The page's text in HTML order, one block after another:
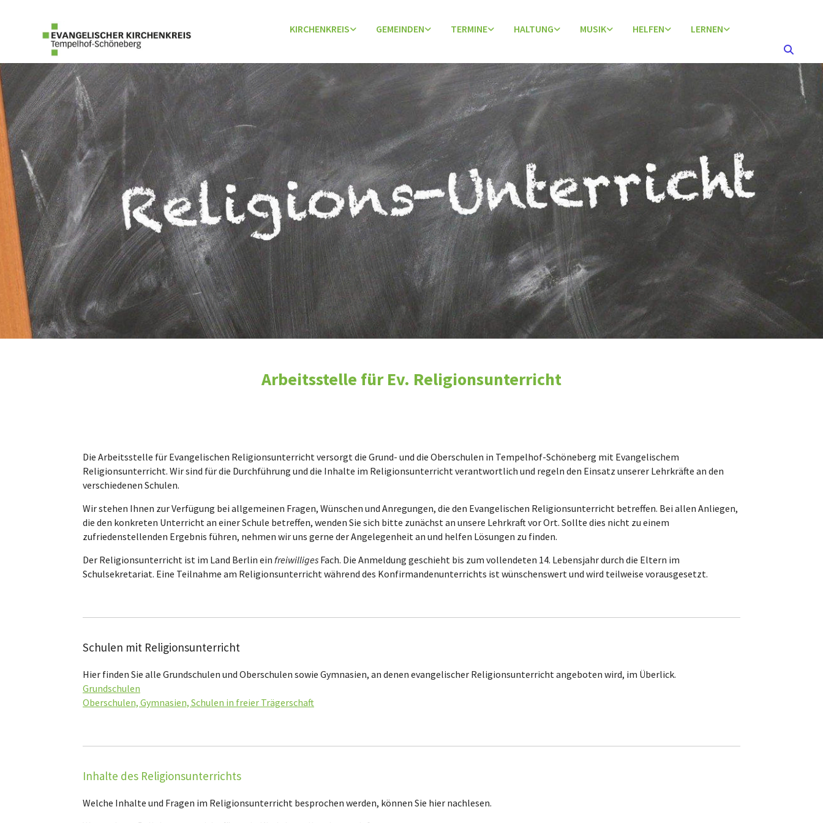
KIRCHENKREIS GEMEINDEN TERMINE HALTUNG MUSIK HELFEN LERNEN
Arbeitsstelle für Ev. Religionsunterricht
Die Arbeitsstelle für Evangelischen Religionsunterricht versorgt die Grund- und die Oberschulen in Tempelhof-Schöneberg mit Evangelischem
Religionsunterricht. Wir sind für die Durchführung und die Inhalte im Religionsunterricht verantwortlich und regeln den Einsatz unserer Lehrkräfte an den
verschiedenen Schulen.
Wir stehen Ihnen zur Verfügung bei allgemeinen Fragen, Wünschen und Anregungen, die den Evangelischen Religionsunterricht betreffen. Bei allen Anliegen,
die den konkreten Unterricht an einer Schule betreffen, wenden Sie sich bitte zunächst an unsere Lehrkraft vor Ort. Sollte dies nicht zu einem
zufriedenstellenden Ergebnis führen, nehmen wir uns gerne der Angelegenheit an und helfen Lösungen zu finden.
Der Religionsunterricht ist im Land Berlin ein freiwilliges Fach. Die Anmeldung geschieht bis zum vollendeten 14. Lebensjahr durch die Eltern im
Schulsekretariat. Eine Teilnahme am Religionsunterricht während des Konfirmandenunterrichts ist wünschenswert und wird teilweise vorausgesetzt.
Schulen mit Religionsunterricht
Hier finden Sie alle Grundschulen und Oberschulen sowie Gymnasien, an denen evangelischer Religionsunterricht angeboten wird, im Überlick.
Grundschulen
Oberschulen, Gymnasien, Schulen in freier Trägerschaft
Inhalte des Religionsunterrichts
Welche Inhalte und Fragen im Religionsunterricht besprochen werden, können Sie hier nachlesen.